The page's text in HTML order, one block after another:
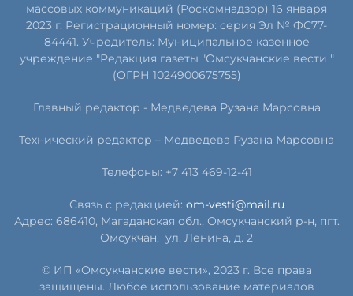
массовых коммуникаций (Роскомнадзор) 16 января
2023 г. Регистрационный номер: серия Эл № ФС77-
84441. Учредитель: Муниципальное казенное
учреждение "Редакция газеты "Омсукчанские вести "
(ОГРН 1024900675755)
Главный редактор - Медведева Рузана Марсовна
Технический редактор – Медведева Рузана Марсовна
Телефоны: +7 413 469-12-41
Связь с редакцией: om-vesti@mail.ru
Адрес: 686410, Магаданская обл., Омсукчанский р-н, пгт.
Омсукчан, ул. Ленина, д. 2
© ИП «Омсукчанские вести», 2023 г. Все права
защищены. Любое использование материалов